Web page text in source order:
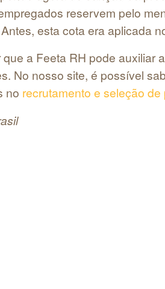
reservem pelo
esta cota era aplicada
que a Feeta RH pode
No nosso site, é possível
no recrutamento e seleção